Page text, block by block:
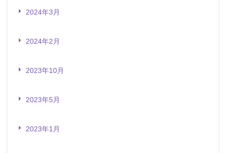
2024年3月
2024年2月
2023年10月
2023年5月
2023年1月